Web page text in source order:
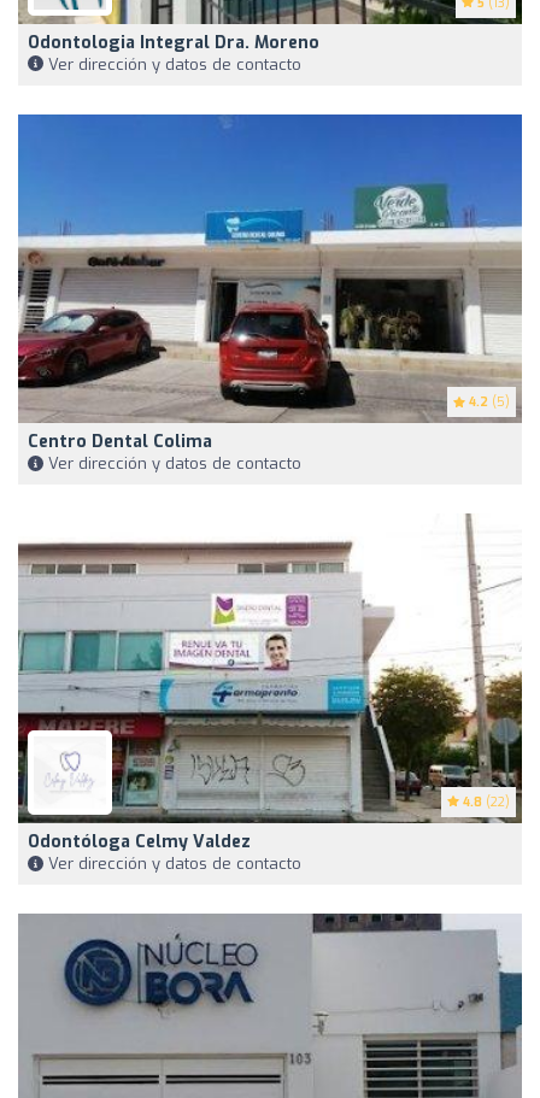
Odontologia Integral Dra. Moreno
Ver dirección y datos de contacto
4.2 (5)
Centro Dental Colima
Ver dirección y datos de contacto
4.8 (22)
Odontóloga Celmy Valdez
Ver dirección y datos de contacto